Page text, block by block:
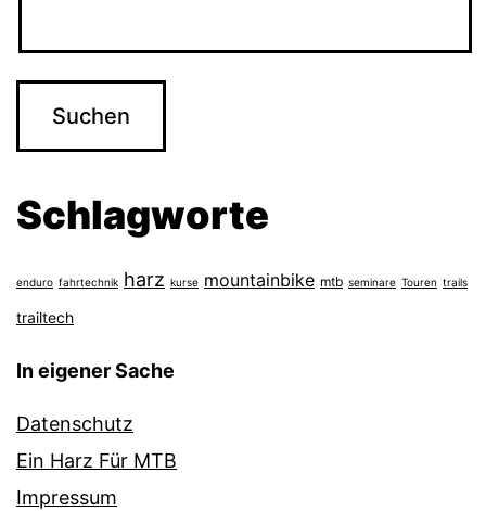
Schlagworte
enduro fahrtechnik harz kurse mountainbike mtb seminare Touren trails
trailtech
In eigener Sache
Datenschutz
Ein Harz Für MTB
Impressum